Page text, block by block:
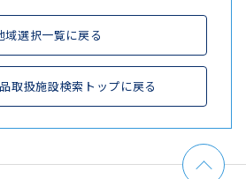
域選択一覧に戻る
取扱施設検索トップに戻る